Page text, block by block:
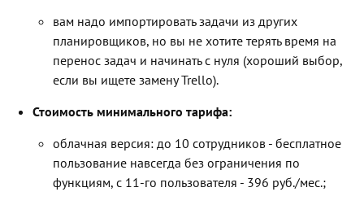
вам надо импортировать задачи из других
планировщиков, но вы не хотите терять время на
перенос задач и начинать с нуля (хороший выбор,
если вы ищете замену Trello).
Стоимость минимального тарифа:
облачная версия: до 10 сотрудников - бесплатное
пользование навсегда без ограничения по
функциям, с 11-го пользователя - 396 руб./мес.;